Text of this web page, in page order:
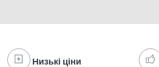
Низькі ціни